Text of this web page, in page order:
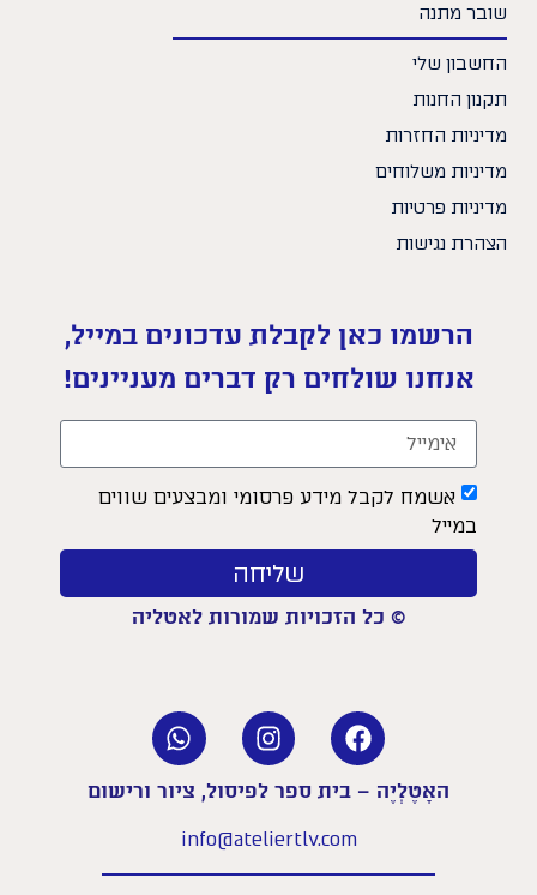
שובר מתנה
החשבון שלי
תקנון החנות
מדיניות החזרות
מדיניות משלוחים
מדיניות פרטיות
הצהרת נגישות
הרשמו כאן לקבלת עדכונים במייל,
אנחנו שולחים רק דברים מעניינים!
אשמח לקבל מידע פרסומי ומבצעים שווים
במייל
שליחה
© כל הזכויות שמורות לאטליה
האָטֶלְיֶה – בית ספר לפיסול, ציור ורישום
info@ateliertlv.com